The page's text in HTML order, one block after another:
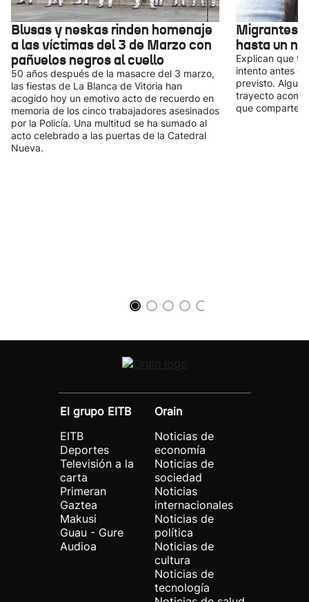
Blusas y neskas rinden homenaje
a las víctimas del 3 de Marzo con
pañuelos negros al cuello
50 años después de la masacre del 3 marzo,
las fiestas de La Blanca de Vitoria han
acogido hoy un emotivo acto de recuerdo en
memoria de los cinco trabajadores asesinados
por la Policía. Una multitud se ha sumado al
acto celebrado a las puertas de la Catedral
Nueva.
Migrantes
hasta un
Explican que
intento antes
previsto.
trayecto
que comparten
El grupo EITB
EITB
Deportes
Televisión a la
carta
Primeran
Gaztea
Makusi
Guau - Gure
Audioa
Orain
Noticias de
economía
Noticias de
sociedad
Noticias
internacionales
Noticias de
política
Noticias de
cultura
Noticias de
tecnología